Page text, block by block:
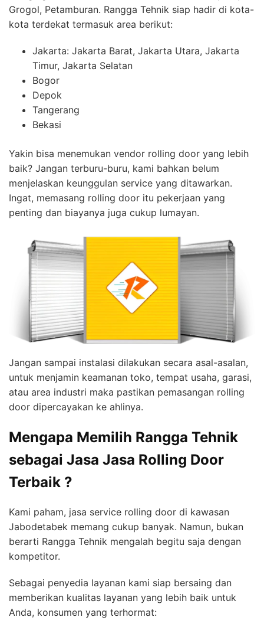
Grogol, Petamburan. Rangga Tehnik siap hadir di kota-
kota terdekat termasuk area berikut:
Jakarta: Jakarta Barat, Jakarta Utara, Jakarta
Timur, Jakarta Selatan
Bogor
Depok
Tangerang
Bekasi
Yakin bisa menemukan vendor rolling door yang lebih
baik? Jangan terburu-buru, kami bahkan belum
menjelaskan keunggulan service yang ditawarkan.
Ingat, memasang rolling door itu pekerjaan yang
penting dan biayanya juga cukup lumayan.
Jangan sampai instalasi dilakukan secara asal-asalan,
untuk menjamin keamanan toko, tempat usaha, garasi,
atau area industri maka pastikan pemasangan rolling
door dipercayakan ke ahlinya.
Mengapa Memilih Rangga Tehnik
sebagai Jasa Jasa Rolling Door
Terbaik ?
Kami paham, jasa service rolling door di kawasan
Jabodetabek memang cukup banyak. Namun, bukan
berarti Rangga Tehnik mengalah begitu saja dengan
kompetitor.
Sebagai penyedia layanan kami siap bersaing dan
memberikan kualitas layanan yang lebih baik untuk
Anda, konsumen yang terhormat: